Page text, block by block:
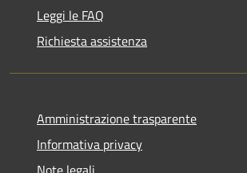
Leggi le FAQ
Richiesta assistenza
Amministrazione trasparente
Informativa privacy